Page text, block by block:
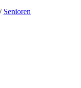
/ Senioren